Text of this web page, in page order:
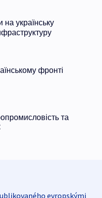
на українську
фронті
та
evropskými